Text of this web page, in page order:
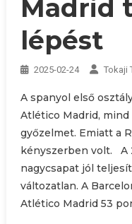
Madrid
lépést
2025-02-24 Tokaji
A spanyol első
Atlético Madrid,
győzelmet. Emiatt a
kényszerben volt. A
nagycsapat jól
változatlan. A
Atlético Madrid 53